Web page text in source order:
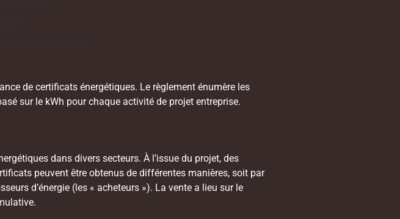
de certificats énergétiques. Le règlement énumère les
sur le kWh pour chaque activité de projet entreprise.
dans divers secteurs. À l’issue du projet, des
peuvent être obtenus de différentes manières, soit par
d’énergie (les « acheteurs »). La vente a lieu sur le